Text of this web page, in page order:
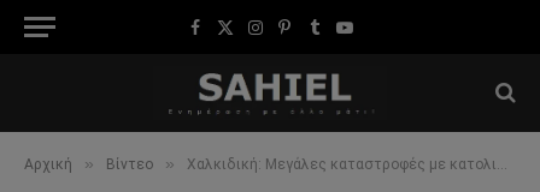
Facebook
X
Instagram
Pinterest
TumblrYouTube
Αρχική » Βίντεο » Χαλκιδική: Μεγάλες καταστροφές με κατολισθήσεις από την κακοκαιρία